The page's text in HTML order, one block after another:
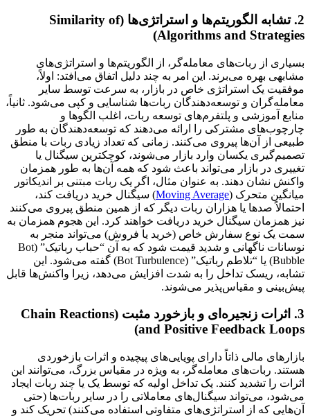
2. تشابه الگوریتم‌ها و استراتژی‌ها (Similarity of
Algorithms and Strategies)
بسیاری از ربات‌های معامله‌گر، از الگوریتم‌ها و استراتژی‌های
مشابهی بهره می‌برند. این امر به چند دلیل اتفاق می‌افتد: اولاً،
موفقیت یک استراتژی خاص در بازار، به سرعت توسط سایر
معامله‌گران و توسعه‌دهندگان ربات‌ها شناسایی و کپی می‌شود. ثانیاً،
منابع آموزشی و پلتفرم‌های توسعه ربات، اغلب الگوها و
چارچوب‌های مشترکی را ارائه می‌دهند که توسعه‌دهندگان به طور
طبیعی از آن‌ها پیروی می‌کنند. زمانی که تعداد زیادی ربات با منطق
تصمیم‌گیری یکسان وارد بازار می‌شوند، کوچکترین سیگنال یا
تغییری در بازار می‌تواند باعث شود که همه آن‌ها به طور همزمان
واکنش نشان دهند. به عنوان مثال، اگر یک ربات مبتنی بر اندیکاتور
میانگین متحرک (Moving Average) سیگنال خرید دریافت کند،
احتمالاً صدها یا هزاران ربات دیگر که از همین منطق پیروی می‌کنند
نیز همزمان سیگنال خرید دریافت خواهند کرد. این هجوم همزمان به
سمت یک نوع سفارش خاص (خرید یا فروش) می‌تواند منجر به
نوسانات ناگهانی و شدید قیمت شود که به آن “حباب رباتیک” (Bot
Bubble) یا “تلاطم رباتیک” (Bot Turbulence) گفته می‌شود. این
تشابه، ریسک تداخل را به شدت افزایش می‌دهد، زیرا واکنش‌ها قابل
پیش‌بینی و مقیاس‌پذیر می‌شوند.
3. اثرات زنجیره‌ای و بازخورد مثبت (Chain Reactions
and Positive Feedback Loops)
بازارهای مالی ذاتاً دارای پویایی‌های پیچیده و اثرات بازخوردی
هستند. ربات‌های معامله‌گر، به ویژه در مقیاس بزرگ، می‌توانند این
اثرات را تشدید کنند. یک تداخل اولیه که توسط یک یا چند ربات ایجاد
می‌شود، می‌تواند سیگنال‌های معاملاتی را در سایر ربات‌ها (حتی
آن‌هایی که از استراتژی‌های متفاوتی استفاده می‌کنند) تحریک کند و